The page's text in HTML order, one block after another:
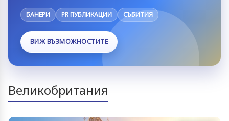
БАНЕРИ PR ПУБЛИКАЦИИ СЪБИТИЯ
ВИЖ ВЪЗМОЖНОСТИТЕ
Великобритания